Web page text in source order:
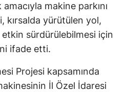
Sivas
Trabzon
makine parkını
kırsalda yürütülen yol,
etkin sürdürülebilmesi için
ifade etti.
Projesi kapsamında
İl Özel İdaresi